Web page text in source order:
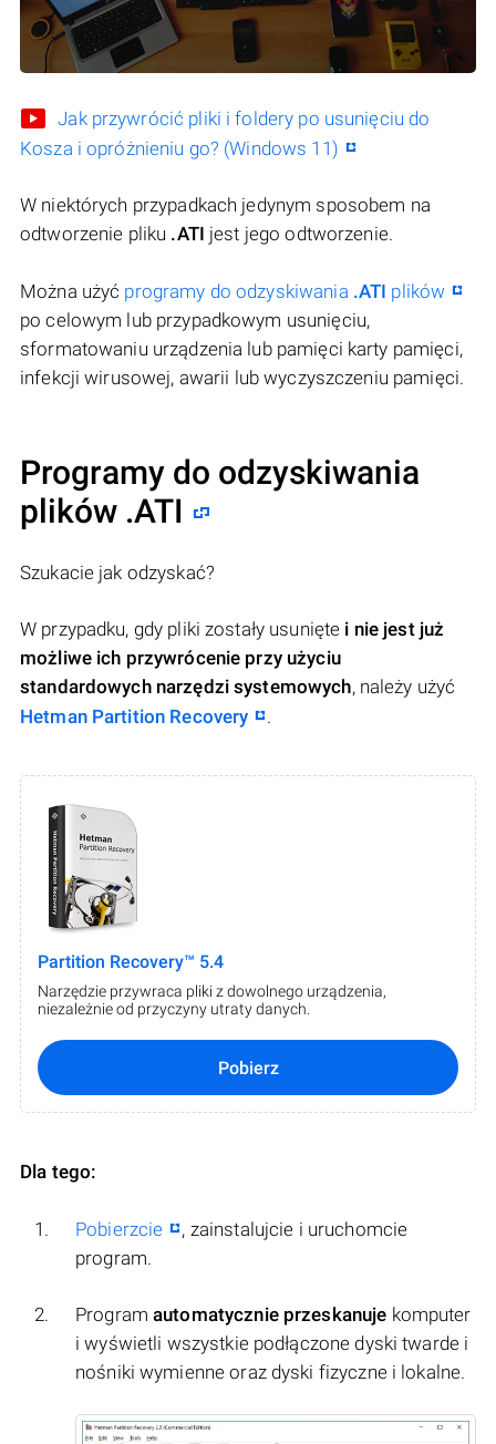
Jak przywrócić pliki i foldery po usunięciu do
Kosza i opróżnieniu go? (Windows 11)
W niektórych przypadkach jedynym sposobem na
odtworzenie pliku .ATI jest jego odtworzenie.
Można użyć programy do odzyskiwania .ATI plików
po celowym lub przypadkowym usunięciu,
sformatowaniu urządzenia lub pamięci karty pamięci,
infekcji wirusowej, awarii lub wyczyszczeniu pamięci.
Programy do odzyskiwania
plików .ATI
Szukacie jak odzyskać?
W przypadku, gdy pliki zostały usunięte i nie jest już
możliwe ich przywrócenie przy użyciu
standardowych narzędzi systemowych, należy użyć
Hetman Partition Recovery
.
Partition Recovery™ 5.4
Narzędzie przywraca pliki z dowolnego urządzenia,
niezależnie od przyczyny utraty danych.
Pobierz
Dla tego:
Pobierzcie
, zainstalujcie i uruchomcie
program.
Programautomatycznie przeskanuje komputer
i wyświetli wszystkie podłączone dyski twarde i
nośniki wymienne oraz dyski fizyczne i lokalne.